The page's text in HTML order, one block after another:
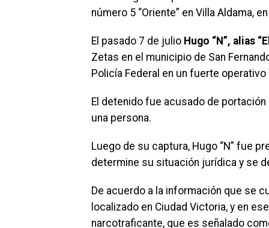
número 5 “Oriente” en Villa Aldama,
El pasado 7 de julio Hugo “N”, alias
Zetas en el municipio de San
Policía Federal en un fuerte
El detenido fue acusado de
una persona.
Luego de su captura, Hugo “N” fue
determine su situación jurídica y se
De acuerdo a la información que se
localizado en Ciudad Victoria, y en
narcotraficante, que es señalado